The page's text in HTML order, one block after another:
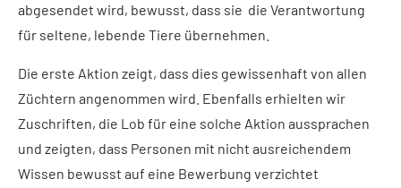
abgesendet wird, bewusst, dass sie die Verantwortung
für seltene, lebende Tiere übernehmen.
Die erste Aktion zeigt, dass dies gewissenhaft von allen
Züchtern angenommen wird. Ebenfalls erhielten wir
Zuschriften, die Lob für eine solche Aktion aussprachen
und zeigten, dass Personen mit nicht ausreichendem
Wissen bewusst auf eine Bewerbung verzichtet